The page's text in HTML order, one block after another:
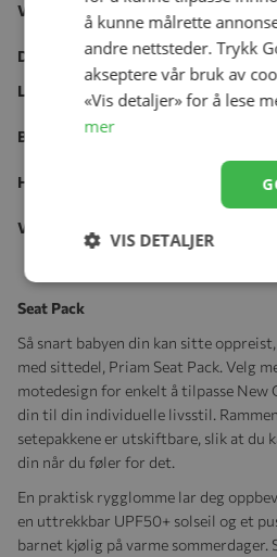
Vekt 13,2 kg
Dimensjoner – Brettet
Lengde 315 mm
Bredde 515 mm
Høyde 850 mm
Vekt 13,2 kg
Seat Pack
Så snart babyen din kan sitte
med sittedel, Priam Seat Pack. Velg
motedesign for enkelt å tilpasse New
din til din individuelle livsstil.
setepakkene er utskiftbare, slik at du
din når du føler for det.
En praktisk rygglomme lar deg
en uttrekkbar UPF50+ solseil og et
barnet kjølig på varme sommerdager.
å kunne målrette
andre nettsteder. Trykk
akseptere vår bruk av
«Vis detaljer» for å lese
mer
VIS DETALJER